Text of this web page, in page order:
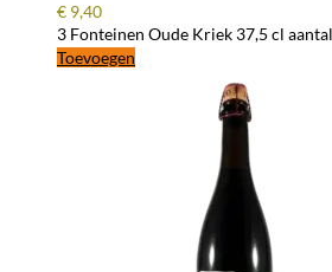
€ 9,40
3 Fonteinen Oude Kriek 37,5 cl aantal
Toevoegen